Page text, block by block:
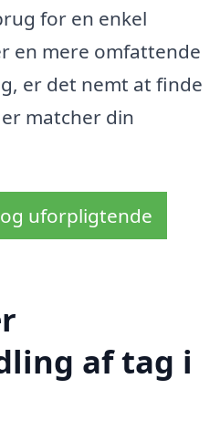
for en enkel
en mere omfattende
er det nemt at finde
matcher din
uforpligtende
af tag i